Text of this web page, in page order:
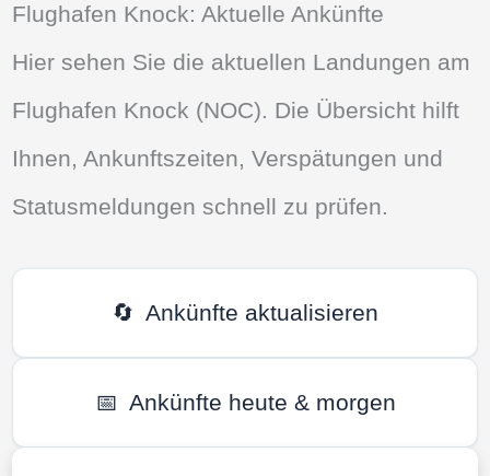
Flughafen Knock: Aktuelle Ankünfte
Hier sehen Sie die aktuellen Landungen am
Flughafen Knock (NOC). Die Übersicht hilft
Ihnen, Ankunftszeiten, Verspätungen und
Statusmeldungen schnell zu prüfen.
🔄 Ankünfte aktualisieren
📅 Ankünfte heute & morgen